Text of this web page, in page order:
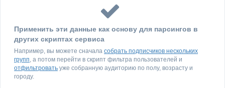
Применить эти данные как основу для парсингов в
других скриптах сервиса
Например, вы можете сначала собрать подписчиков нескольких
групп, а потом перейти в скрипт фильтра пользователей и
отфильтровать уже собранную аудиторию по полу, возрасту и
городу.